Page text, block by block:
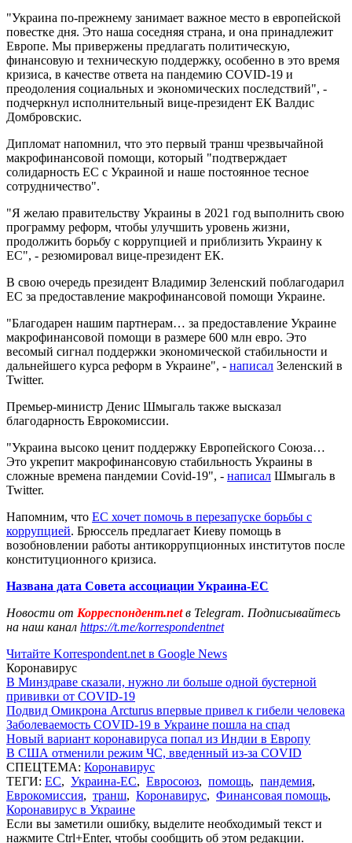
"Украина по-прежнему занимает важное место в европейской
повестке дня. Это наша соседняя страна, и она принадлежит
Европе. Мы привержены предлагать политическую,
финансовую и техническую поддержку, особенно в это время
кризиса, в качестве ответа на пандемию COVID-19 и
преодоления социальных и экономических последствий", -
подчеркнул исполнительный вице-президент ЕК Валдис
Домбровскис.
Дипломат напомнил, что это первый транш чрезвычайной
макрофинансовой помощи, который "подтверждает
солидарность ЕС с Украиной и наше постоянное тесное
сотрудничество".
"Я желаю правительству Украины в 2021 год выполнить свою
программу реформ, чтобы улучшить уровень жизни,
продолжить борьбу с коррупцией и приблизить Украину к
ЕС", - резюмировал вице-президент ЕК.
В свою очередь президент Владимир Зеленский поблагодарил
ЕС за предоставление макрофинансовой помощи Украине.
"Благодарен нашим партнерам… за предоставление Украине
макрофинансовой помощи в размере 600 млн евро. Это
весомый сигнал поддержки экономической стабильности и
дальнейшего курса реформ в Украине", - написал Зеленский в
Twitter.
Премьер-министр Денис Шмыгаль также высказал
благодарность Еврокомиссии.
"Украина высоко ценит поддержку Европейского Союза…
Это укрепит макрофинансовую стабильность Украины в
сложные времена пандемии Covid-19", - написал Шмыгаль в
Twitter.
Напомним, что ЕС хочет помочь в перезапуске борьбы с
коррупцией. Брюссель предлагает Киеву помощь в
возобновлении работы антикоррупционных институтов после
конституционного кризиса.
Названа дата Совета ассоциации Украина-ЕС
Новости от Корреспондент.netв Telegram. Подписывайтесь
на наш канал https://t.me/korrespondentnet
Читайте Korrespondent.net в Google News
Коронавирус
В Минздраве сказали, нужно ли больше одной бустерной
прививки от COVID-19
Подвид Омикрона Arcturus впервые привел к гибели человека
Заболеваемость COVID-19 в Украине пошла на спад
Новый вариант коронавируса попал из Индии в Европу
В США отменили режим ЧС, введенный из-за COVID
СПЕЦТЕМА: Коронавирус
ТЕГИ: ЕС, Украина-ЕС, Евросоюз, помощь, пандемия,
Еврокомиссия, транш, Коронавирус, Финансовая помощь,
Коронавирус в Украине
Если вы заметили ошибку, выделите необходимый текст и
нажмите Ctrl+Enter, чтобы сообщить об этом редакции.